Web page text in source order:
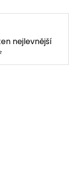
nejlevnější